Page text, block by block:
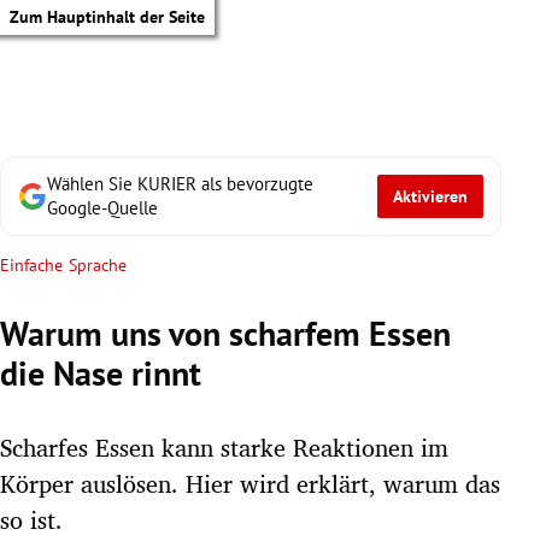
Zum Hauptinhalt der Seite
Untermenü
Wählen Sie KURIER als bevorzugte
Google-Quelle
Aktivieren
Einfache Sprache
Warum uns von scharfem Essen
die Nase rinnt
Scharfes Essen kann starke Reaktionen im
Körper auslösen. Hier wird erklärt, warum das
so ist.